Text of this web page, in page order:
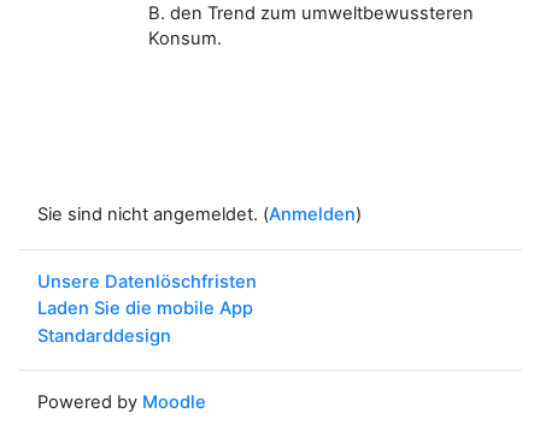
B. den Trend zum umweltbewussteren
Konsum.
Sie sind nicht angemeldet. (Anmelden)
Unsere Datenlöschfristen
Laden Sie die mobile App
Standarddesign
Powered by Moodle